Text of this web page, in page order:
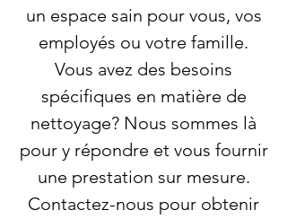
un espace sain pour vous, vos
employés ou votre famille.
Vous avez des besoins
spécifiques en matière de
nettoyage? Nous sommes là
pour y répondre et vous fournir
une prestation sur mesure.
Contactez-nous pour obtenir